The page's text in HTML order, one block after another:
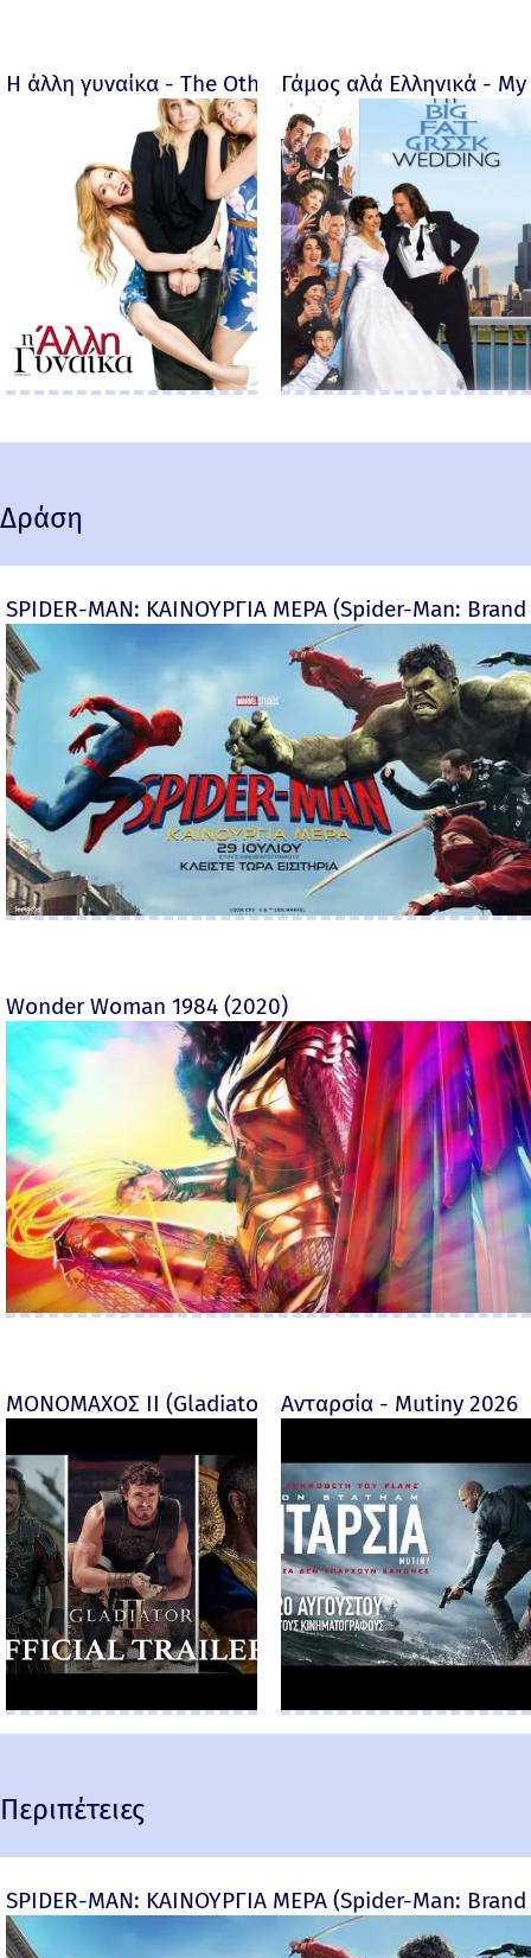
Η άλλη γυναίκα - The Other Woman – 2014
Γάμος αλά Ελληνικά -
Δράση
SPIDER-MAN: ΚΑΙΝΟΥΡΓΙΑ ΜΕΡΑ (Spider-Man:
Wonder Woman 1984 (2020)
ΜΟΝΟΜΑΧΟΣ ΙΙ (Gladiator II) -Ανταρσία - Mutiny 2026
Περιπέτειες
SPIDER-MAN: ΚΑΙΝΟΥΡΓΙΑ ΜΕΡΑ (Spider-Man: